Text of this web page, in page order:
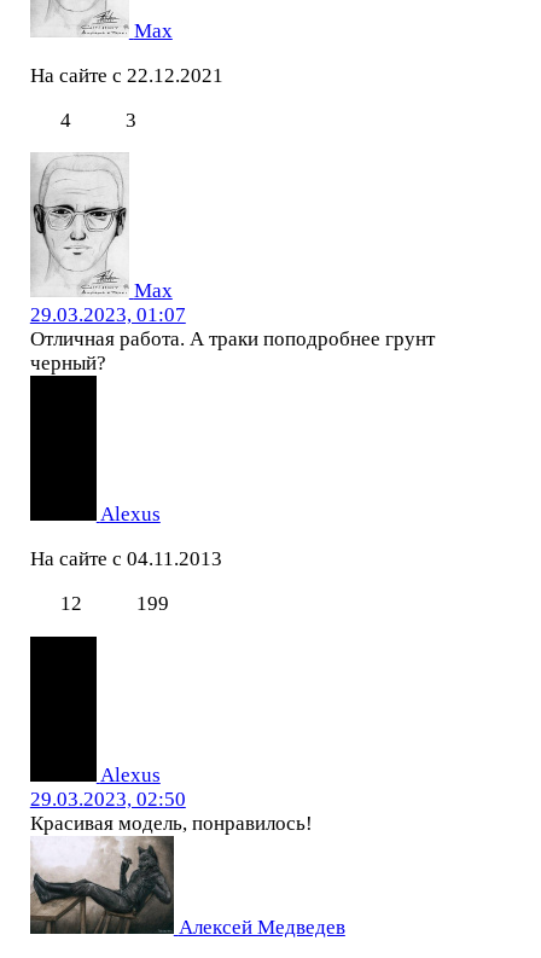
Мах
На сайте с 22.12.2021
4
3
Мах
29.03.2023, 01:07
Отличная работа. А траки поподробнее грунт
черный?
Alexus
На сайте с 04.11.2013
12
199
Alexus
29.03.2023, 02:50
Красивая модель, понравилось!
Алексей Медведев